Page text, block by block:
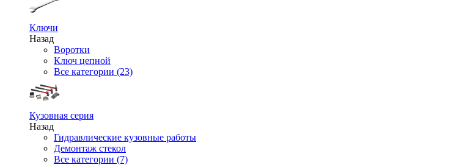
Ключи
Назад
Воротки
Ключ цепной
Все категории (23)
Кузовная серия
Назад
Гидравлические кузовные работы
Демонтаж стекол
Все категории (7)